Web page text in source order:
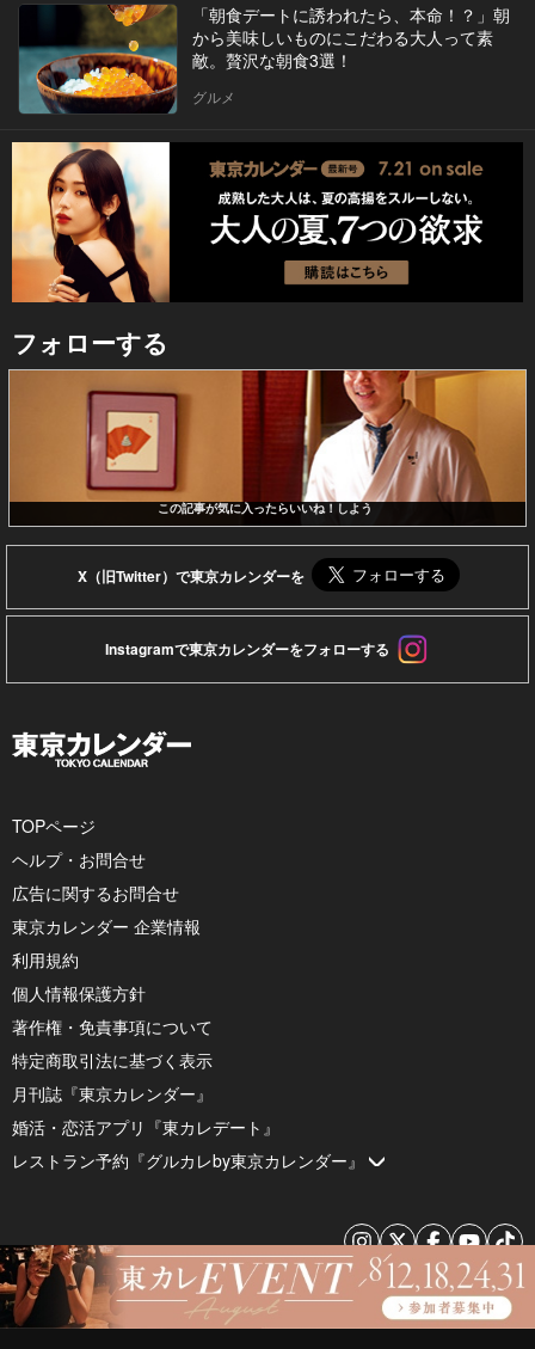
「朝食デートに誘われたら、本命！？」朝
から美味しいものにこだわる大人って素
敵。贅沢な朝食3選！
グルメ
フォローする
この記事が気に入ったらいいね！しよう
X（旧Twitter）で東京カレンダーを
Instagramで東京カレンダーをフォローする
TOPページ
ヘルプ・お問合せ
広告に関するお問合せ
東京カレンダー 企業情報
利用規約
個人情報保護方針
著作権・免責事項について
特定商取引法に基づく表示
月刊誌『東京カレンダー』
婚活・恋活アプリ『東カレデート』
レストラン予約『グルカレby東京カレンダー』
© 2026 by Tokyo Calendar, Inc.